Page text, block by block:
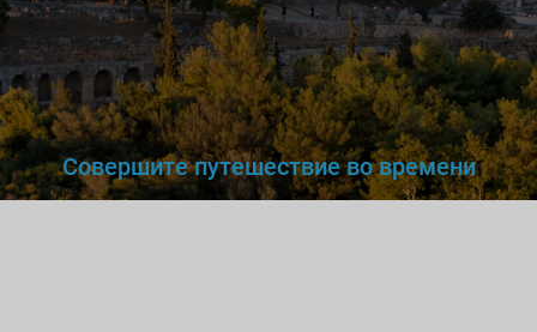
Совершите путешествие во времени